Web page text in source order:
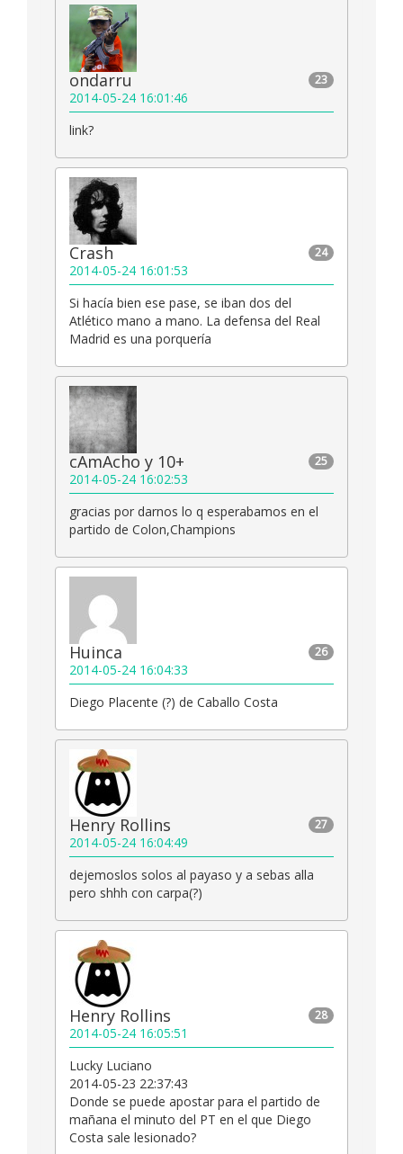
23
ondarru
2014-05-24 16:01:46
link?
24
Crash
2014-05-24 16:01:53
Si hacía bien ese pase, se iban dos del
Atlético mano a mano. La defensa del Real
Madrid es una porquería
25
cAmAcho y 10+
2014-05-24 16:02:53
gracias por darnos lo q esperabamos en el
partido de Colon,Champions
26
Huinca
2014-05-24 16:04:33
Diego Placente (?) de Caballo Costa
27
Henry Rollins
2014-05-24 16:04:49
dejemoslos solos al payaso y a sebas alla
pero shhh con carpa(?)
28
Henry Rollins
2014-05-24 16:05:51
Lucky Luciano
2014-05-23 22:37:43
Donde se puede apostar para el partido de
mañana el minuto del PT en el que Diego
Costa sale lesionado?